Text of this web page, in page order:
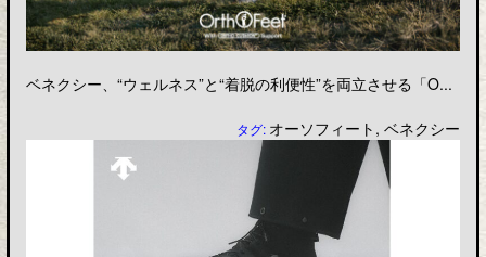
ベネクシー、“ウェルネス”と“着脱の利便性”を両立させる「O...
タグ: オーソフィート ,ベネクシー